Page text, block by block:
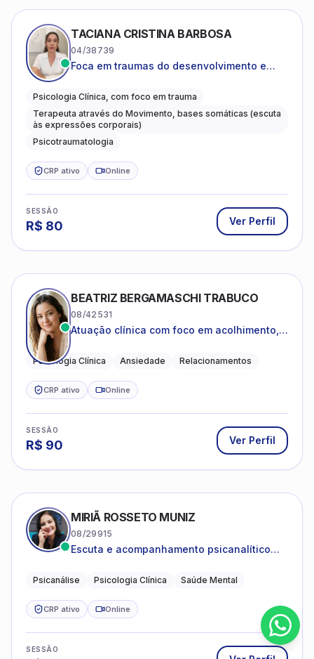
TACIANA CRISTINA BARBOSA
04/38739
Foca em traumas do desenvolvimento e
Psicologia Clínica, com foco em trauma
Terapeuta através do Movimento, bases somáticas (escuta
às expressões corporais)
Psicotraumatologia
CRP ativo Online
SESSÃO
R$ 80 Ver Perfil
BEATRIZ BERGAMASCHI TRABUCO
08/42531
Atuação clínica com foco em acolhimento,
Psicologia Clínica Ansiedade Relacionamentos
CRP ativo Online
SESSÃO
R$ 90 Ver Perfil
MIRIÃ ROSSETO MUNIZ
08/29915
Escuta e acompanhamento psicanalítico
Psicanálise Psicologia Clínica Saúde Mental
CRP ativo Online
SESSÃO